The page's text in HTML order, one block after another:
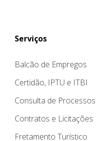
Serviços
Balcão de Empregos
Certidão, IPTU e ITBI
Consulta de Processos
Contratos e Licitações
Fretamento Turístico